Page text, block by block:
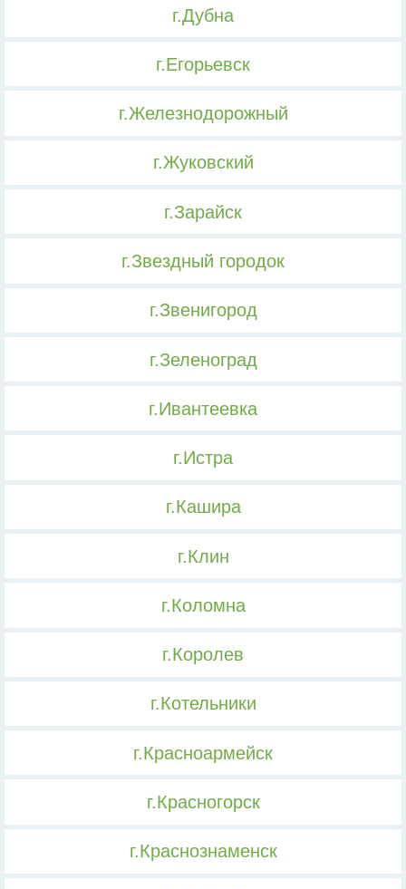
г.Дубна
г.Егорьевск
г.Железнодорожный
г.Жуковский
г.Зарайск
г.Звездный городок
г.Звенигород
г.Зеленоград
г.Ивантеевка
г.Истра
г.Кашира
г.Клин
г.Коломна
г.Королев
г.Котельники
г.Красноармейск
г.Красногорск
г.Краснознаменск